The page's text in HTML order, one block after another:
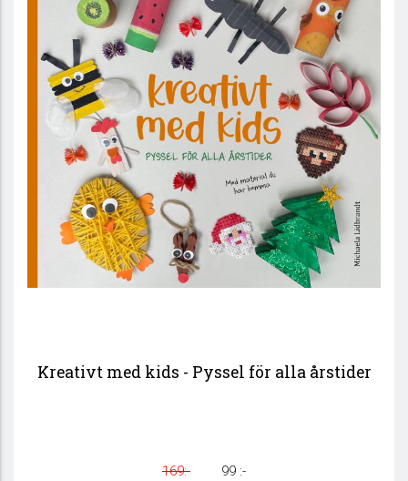
Kreativt med kids - Pyssel för alla årstider
169:- 99 :-